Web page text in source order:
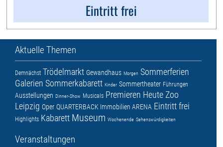
Eintritt frei
Aktuelle Themen
Demnächst Trödelmarkt Gewandhaus Morgen Sommerferien
Galerien Sommerkabarett Kinder Sommertheater Führungen
Ausstellungen Dinner-Show Musicals Premieren Heute Zoo
Leipzig Oper QUARTERBACK Immobilien ARENA Eintritt frei
Highlights Kabarett Museum Wochenende Sehenswürdigkeiten
Veranstaltungen